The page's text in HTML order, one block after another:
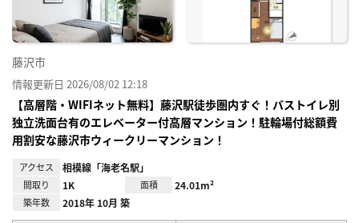
藤沢市
情報更新日 2026/08/02 12:18
【高層階・WIFIネット無料】藤沢駅徒歩圏内すぐ！バストイレ別
独立洗面台有のエレベーター付高層マンション！駐輪場付総額費
用割安な藤沢市ウィークリーマンション！
アクセス 相模線「海老名駅」
間取り 1K 面積 24.01m²
築年数 2018年 10月 築